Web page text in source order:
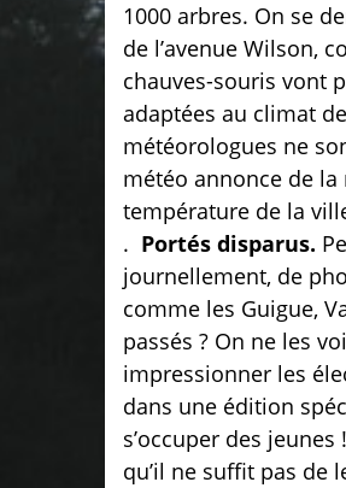
1000 arbres. On se
de l’avenue Wilson,
chauves-souris vont
adaptées au climat
météorologues ne
météo annonce de
température de la
. Portés disparus.
journellement, de
comme les Guigue,
passés ? On ne les
impressionner les
dans une édition
s’occuper des jeunes !
qu’il ne suffit pas de